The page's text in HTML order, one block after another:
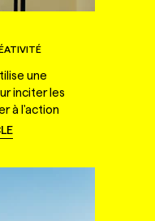
une
inciter les
à l'action